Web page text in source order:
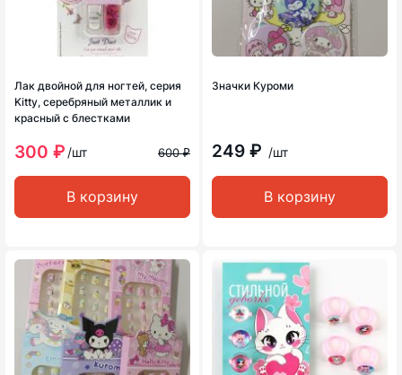
Лак двойной для ногтей, серия
Kitty, серебряный металлик и
красный с блестками
300 ₽ /шт 600 ₽
В корзину
Значки Куроми
249 ₽ /шт
В корзину